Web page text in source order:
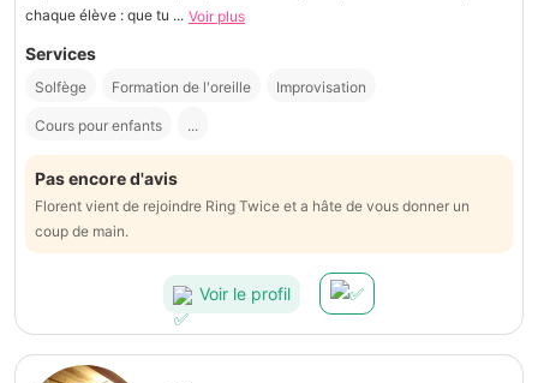
chaque élève : que tu ... Voir plus
Services
Solfège Formation de l'oreille Improvisation
Cours pour enfants ...
Pas encore d'avis
Florent vient de rejoindre Ring Twice et a hâte de vous donner un
coup de main.
Voir le profil